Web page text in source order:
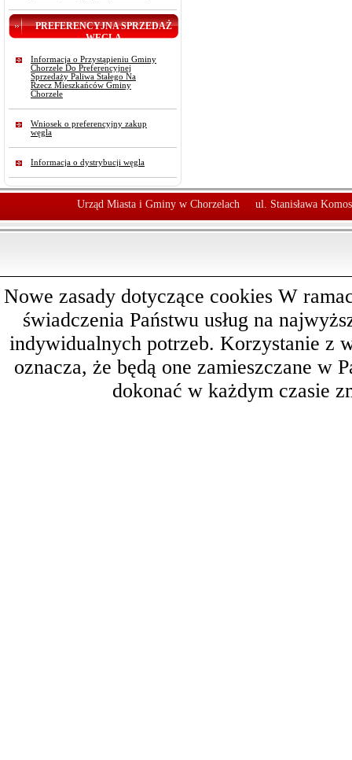
PREFERENCYJNA SPRZEDAŻ
WĘGLA
Informacja o Przystąpieniu Gminy
Chorzele Do Preferencyjnej
Sprzedaży Paliwa Stałego Na
Rzecz Mieszkańców Gminy
Chorzele
Wniosek o preferencyjny zakup
węgla
Informacja o dystrybucji węgla
Urząd Miasta i Gminy w Chorzelach ul. Stanisława
Nowe zasady dotyczące cookies W
świadczenia Państwu usług na
indywidualnych potrzeb. Korzystanie z
oznacza, że będą one zamieszczane w
dokonać w każdym czasie